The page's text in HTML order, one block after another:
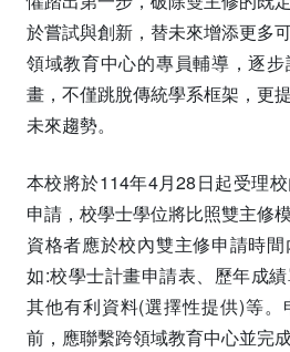
於嘗試與創新，替未來增添更多
領域教育中心的專員輔導，逐
畫，不僅跳脫傳統學系框架，更
未來趨勢。
本校將於114年4月28日起受理
申請，校學士學位將比照雙主修
資格者應於校內雙主修申請時間
如:校學士計畫申請表、歷年成績
其他有利資料(選擇性提供)等
前，應聯繫跨領域教育中心並完